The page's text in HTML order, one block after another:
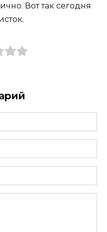
Вот так сегодня